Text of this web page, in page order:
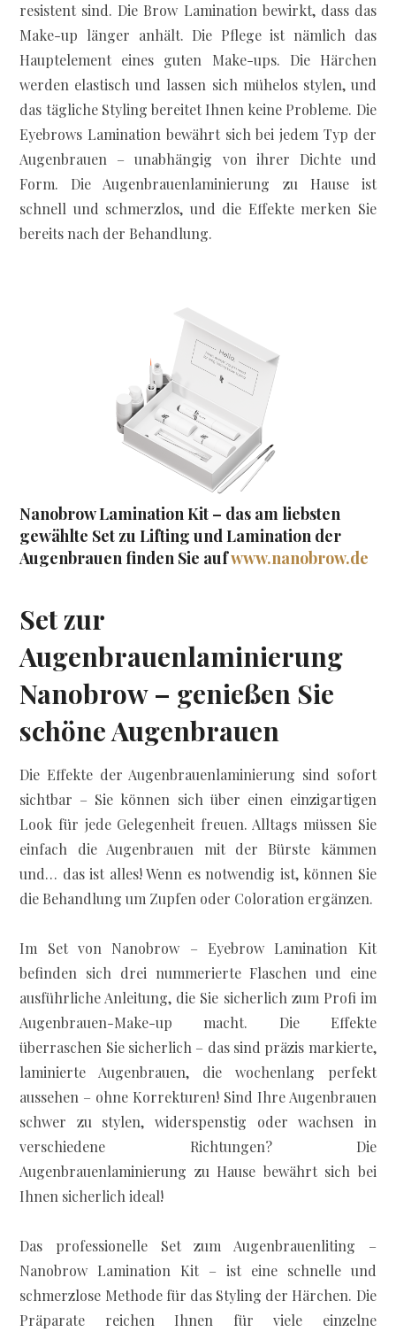
resistent sind. Die Brow Lamination bewirkt, dass das
Make-up länger anhält. Die Pflege ist nämlich das
Hauptelement eines guten Make-ups. Die Härchen
werden elastisch und lassen sich mühelos stylen, und
das tägliche Styling bereitet Ihnen keine Probleme. Die
Eyebrows Lamination bewährt sich bei jedem Typ der
Augenbrauen – unabhängig von ihrer Dichte und
Form. Die Augenbrauenlaminierung zu Hause ist
schnell und schmerzlos, und die Effekte merken Sie
bereits nach der Behandlung.
Nanobrow Lamination Kit – das am liebsten
gewählte Set zu Lifting und Lamination der
Augenbrauen finden Sie aufwww.nanobrow.de
Set zur
Augenbrauenlaminierung
Nanobrow – genießen Sie
schöne Augenbrauen
Die Effekte der Augenbrauenlaminierung sind sofort
sichtbar – Sie können sich über einen einzigartigen
Look für jede Gelegenheit freuen. Alltags müssen Sie
einfach die Augenbrauen mit der Bürste kämmen
und… das ist alles! Wenn es notwendig ist, können Sie
die Behandlung um Zupfen oder Coloration ergänzen.
Im Set von Nanobrow – Eyebrow Lamination Kit
befinden sich drei nummerierte Flaschen und eine
ausführliche Anleitung, die Sie sicherlich zum Profi im
Augenbrauen-Make-up macht. Die Effekte
überraschen Sie sicherlich – das sind präzis markierte,
laminierte Augenbrauen, die wochenlang perfekt
aussehen – ohne Korrekturen! Sind Ihre Augenbrauen
schwer zu stylen, widerspenstig oder wachsen in
verschiedene Richtungen? Die
Augenbrauenlaminierung zu Hause bewährt sich bei
Ihnen sicherlich ideal!
Das professionelle Set zum Augenbrauenliting –
Nanobrow Lamination Kit – ist eine schnelle und
schmerzlose Methode für das Styling der Härchen. Die
Präparate reichen Ihnen für viele einzelne